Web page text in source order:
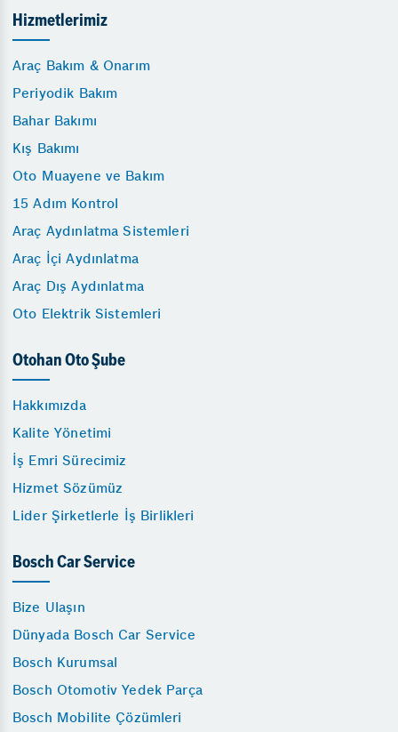
Hizmetlerimiz
Araç Bakım & Onarım
Periyodik Bakım
Bahar Bakımı
Kış Bakımı
Oto Muayene ve Bakım
15 Adım Kontrol
Araç Aydınlatma Sistemleri
Araç İçi Aydınlatma
Araç Dış Aydınlatma
Oto Elektrik Sistemleri
Otohan Oto Şube
Hakkımızda
Kalite Yönetimi
İş Emri Sürecimiz
Hizmet Sözümüz
Lider Şirketlerle İş Birlikleri
Bosch Car Service
Bize Ulaşın
Dünyada Bosch Car Service
Bosch Kurumsal
Bosch Otomotiv Yedek Parça
Bosch Mobilite Çözümleri